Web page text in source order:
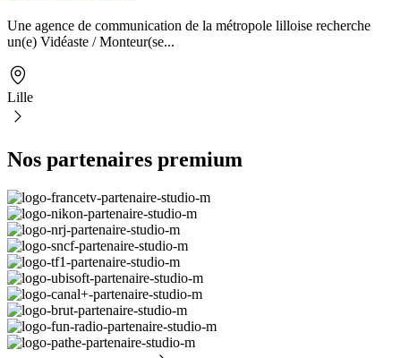
Une agence de communication de la métropole lilloise recherche
un(e) Vidéaste / Monteur(se...
Lille
Nos partenaires premium